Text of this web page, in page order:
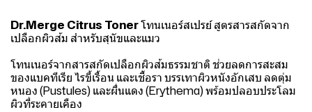
Dr.Merge Citrus Tonerโทนเนอร์สเปรย์ สูตรสารสกัดจาก
เปลือกผิวส้ม สำหรับสุนัขและแมว
โทนเนอร์จากสารสกัดเปลือกผิวส้มธรรมชาติ ช่วยลดการสะสม
ของแบคทีเรีย ไรขี้เรื้อน และเชื้อรา บรรเทาผิวหนังอักเสบ ลดตุ่ม
หนอง (Pustules) และผื่นแดง (Erythema) พร้อมปลอบประโลม
ผิวที่ระคายเคือง